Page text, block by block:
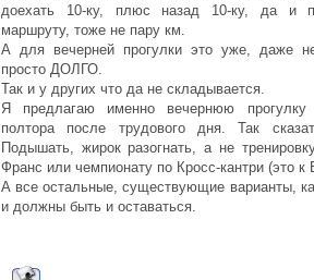
доехать 10-ку, плюс назад 10-ку, да и
маршруту, тоже не пару км.
А для вечерней прогулки это уже, даже
просто ДОЛГО.
Так и у других что да не складывается.
Я предлагаю именно вечернюю
полтора после трудового дня. Так
Подышать, жирок разогнать, а не
Франс или чемпионату по Кросс-кантри (это к
А все остальные, существующие варианты,
и должны быть и оставаться.